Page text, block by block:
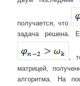
получается, что
задача решена.
,
матрицей,
алгоритма. На